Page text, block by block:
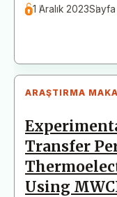
1 Aralık 2023Sayfa
ARAŞTIRMA
Transfer
Using